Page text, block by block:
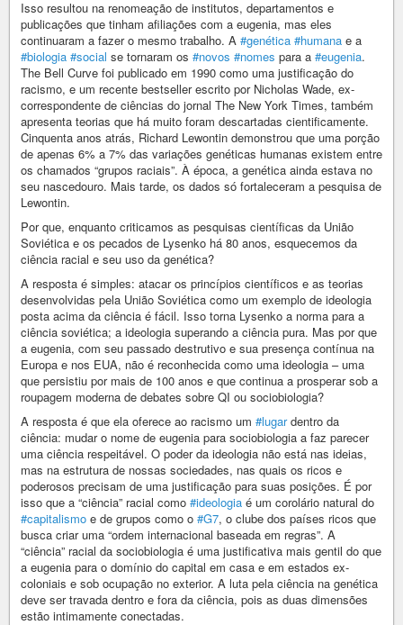
Isso resultou na renomeação de institutos, departamentos e
publicações que tinham afiliações com a eugenia, mas eles
continuaram a fazer o mesmo trabalho. A #genética #humana e a
#biologia #social se tornaram os #novos #nomes para a #eugenia.
The Bell Curve foi publicado em 1990 como uma justificação do
racismo, e um recente bestseller escrito por Nicholas Wade, ex-
correspondente de ciências do jornal The New York Times, também
apresenta teorias que há muito foram descartadas cientificamente.
Cinquenta anos atrás, Richard Lewontin demonstrou que uma porção
de apenas 6% a 7% das variações genéticas humanas existem entre
os chamados “grupos raciais”. À época, a genética ainda estava no
seu nascedouro. Mais tarde, os dados só fortaleceram a pesquisa de
Lewontin.
Por que, enquanto criticamos as pesquisas científicas da União
Soviética e os pecados de Lysenko há 80 anos, esquecemos da
ciência racial e seu uso da genética?
A resposta é simples: atacar os princípios científicos e as teorias
desenvolvidas pela União Soviética como um exemplo de ideologia
posta acima da ciência é fácil. Isso torna Lysenko a norma para a
ciência soviética; a ideologia superando a ciência pura. Mas por que
a eugenia, com seu passado destrutivo e sua presença contínua na
Europa e nos EUA, não é reconhecida como uma ideologia – uma
que persistiu por mais de 100 anos e que continua a prosperar sob a
roupagem moderna de debates sobre QI ou sociobiologia?
A resposta é que ela oferece ao racismo um #lugardentro da
ciência: mudar o nome de eugenia para sociobiologia a faz parecer
uma ciência respeitável. O poder da ideologia não está nas ideias,
mas na estrutura de nossas sociedades, nas quais os ricos e
poderosos precisam de uma justificação para suas posições. É por
isso que a “ciência” racial como #ideologia é um corolário natural do
#capitalismo e de grupos como o #G7, o clube dos países ricos que
busca criar uma “ordem internacional baseada em regras”. A
“ciência” racial da sociobiologia é uma justificativa mais gentil do que
a eugenia para o domínio do capital em casa e em estados ex-
coloniais e sob ocupação no exterior. A luta pela ciência na genética
deve ser travada dentro e fora da ciência, pois as duas dimensões
estão intimamente conectadas.